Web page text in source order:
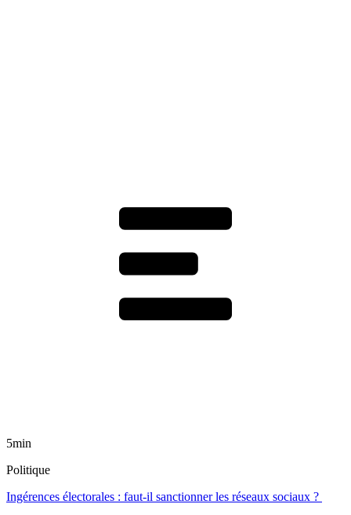
5min
Politique
Ingérences électorales : faut-il sanctionner les réseaux sociaux ?